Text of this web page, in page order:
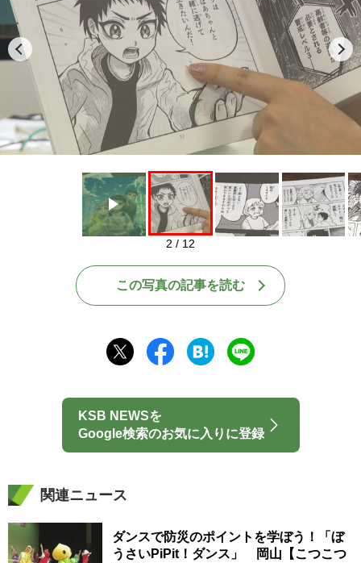
Play
2 / 12
この写真の記事を読む
KSB NEWSを
Google検索のお気に入りに登録
関連ニュース
ダンスで防災のポイントを学ぼう！「ぼ
うさいPiPit！ダンス」 岡山【こつこつ